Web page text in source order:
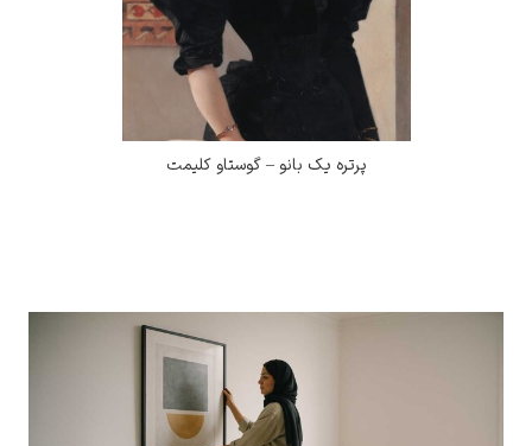
پرتره یک بانو – گوستاو کلیمت